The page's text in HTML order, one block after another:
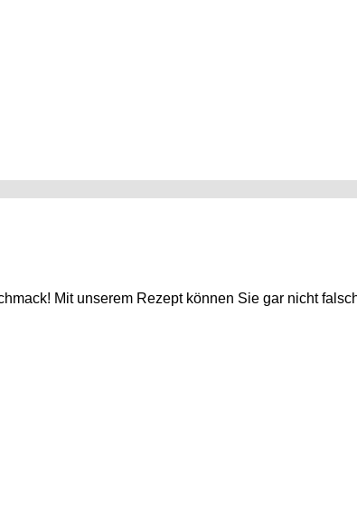
Mit unserem Rezept können Sie gar nicht